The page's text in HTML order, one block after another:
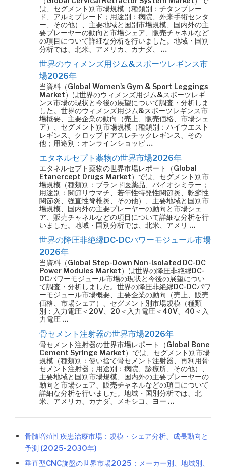
は、セグメント別市場規模（種類別：チタンブレー
ド、アルミブレード；用途別：病院、外来手術センタ
ー、その他）、主要地域と国別市場規模、国内外の主
要プレーヤーの動向と市場シェア、販売チャネルなど
の項目について詳細な分析を行いました。地域・国別
分析では、北米、アメリカ、カナダ、 …
世界のウィメンズ用ジム&スポーツレギンス市
場2026年
当資料（Global Women's Gym & Sport Leggings
Market）は世界のウィメンズ用ジム&スポーツレギ
ンス市場の現状と今後の展望について調査・分析しま
した。世界のウィメンズ用ジム&スポーツレギンス市
場概要、主要企業の動向（売上、販売価格、市場シェ
ア）、セグメント別市場規模（種類別：ハイウエスト
レギンス、クロップドアスレチックレギンス、その
他；用途別：オンラインショッピ …
エタネルセプト薬物の世界市場2026年
エタネルセプト薬物の世界市場レポート（Global
Etanercept Drugs Market）では、セグメント別市
場規模（種類別：ブランド医薬品、バイオシミラー；
用途別：関節リウマチ、若年性特発性関節炎、乾癬性
関節炎、強直性脊椎炎、その他）、主要地域と国別市
場規模、国内外の主要プレーヤーの動向と市場シェ
ア、販売チャネルなどの項目について詳細な分析を行
いました。地域・国別分析では、北米、アメリ …
世界の降圧非絶縁DC-DCパワーモジュール市場
2026年
当資料（Global Step-Down Non-Isolated DC-DC
Power Modules Market）は世界の降圧非絶縁DC-
DCパワーモジュール市場の現状と今後の展望につい
て調査・分析しました。世界の降圧非絶縁DC-DCパワ
ーモジュール市場概要、主要企業の動向（売上、販売
価格、市場シェア）、セグメント別市場規模（種類
別：入力電圧＜20V、20＜入力電圧＜40V、40＜入
力電圧 …
骨セメント注射器の世界市場2026年
骨セメント注射器の世界市場レポート（Global Bone
Cement Syringe Market）では、セグメント別市場
規模（種類別：使い捨て骨セメント注射器、再利用骨
セメント注射器；用途別：病院、診療所、その他）、
主要地域と国別市場規模、国内外の主要プレーヤーの
動向と市場シェア、販売チャネルなどの項目について
詳細な分析を行いました。地域・国別分析では、北
米、アメリカ、カナダ、メキシコ、ヨー …
骨髄増殖性疾患治療市場：規模・シェア分析、成長動向と
予測 (2025-2030年)
垂直型CNC旋盤の世界市場2025：メーカー別、地域別、